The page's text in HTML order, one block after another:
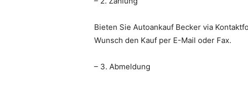
Bieten Sie Autoankauf Becker via
Wunsch den Kauf per E-Mail oder Fax.
– 3. Abmeldung